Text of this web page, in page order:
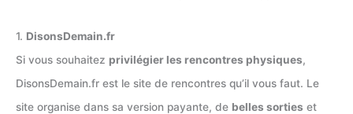
1. DisonsDemain.fr
Si vous souhaitez privilégier les rencontres physiques,
DisonsDemain.fr est le site de rencontres qu’il vous faut. Le
site organise dans sa version payante, de belles sorties et